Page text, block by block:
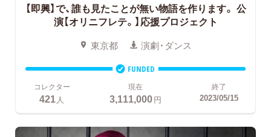
【即興】で、誰も見たことが無い物語を作ります。 公
演【オリニフレテ。】応援プロジェクト
東京都 演劇・ダンス
FUNDED
コレクター
421人
現在
3,111,000円
終了
2023/05/15